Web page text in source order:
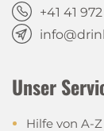
+41 41
Unser
Hilfe von A-Z